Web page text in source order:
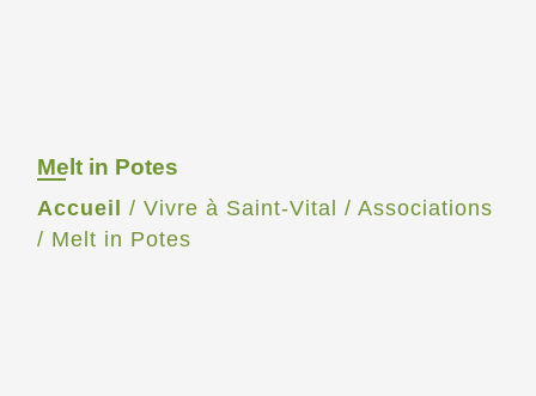
Melt in Potes
Accueil / Vivre à Saint-Vital / Associations
/ Melt in Potes